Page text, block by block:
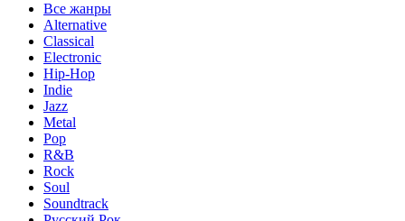
Все жанры
Alternative
Classical
Electronic
Hip-Hop
Indie
Jazz
Metal
Pop
R&B
Rock
Soul
Soundtrack